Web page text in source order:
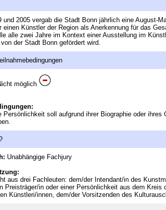
und 2005 vergab die Stadt Bonn jährlich eine August-
einen Künstler der Region als Anerkennung für das
alle zwei Jahre im Kontext einer Ausstellung im
der Stadt Bonn gefördert wird.
möglich
Persönlichkeit soll aufgrund ihrer Biographie oder ihres
Unabhängige Fachjury
aus drei Fachleuten: dem/der Intendant/in des
Preisträger/in oder einer Persönlichkeit aus dem Kreis
Künstleri/innen, dem/der Vorsitzenden des